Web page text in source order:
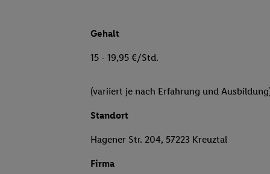
Gehalt
15 - 19,95 €/Std.
(variiert je nach Erfahrung und
Standort
Hagener Str. 204, 57223 Kreuztal
Firma